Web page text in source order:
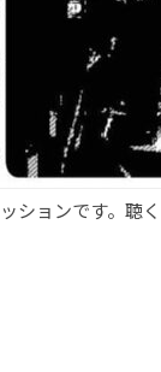
ションです。聴